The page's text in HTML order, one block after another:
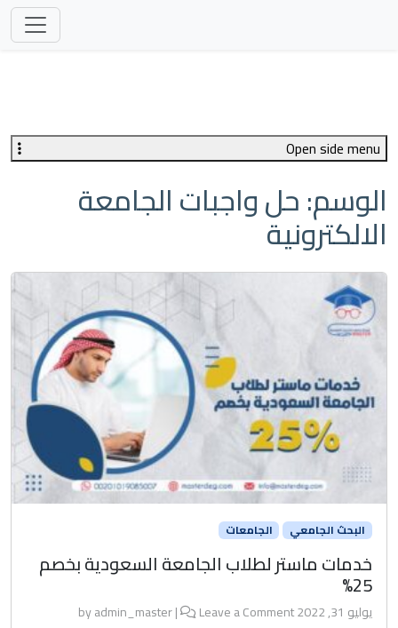
الوسم:حل واجبات الجامعة
الالكترونية
البحث الجامعي الجامعات
خدمات ماستر لطلاب الجامعة السعودية بخصم
25%
يوليو 31, 2022 admin_master|
Leave a Comment
Open side menu